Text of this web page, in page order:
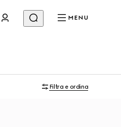
MENU
Filtra e ordina